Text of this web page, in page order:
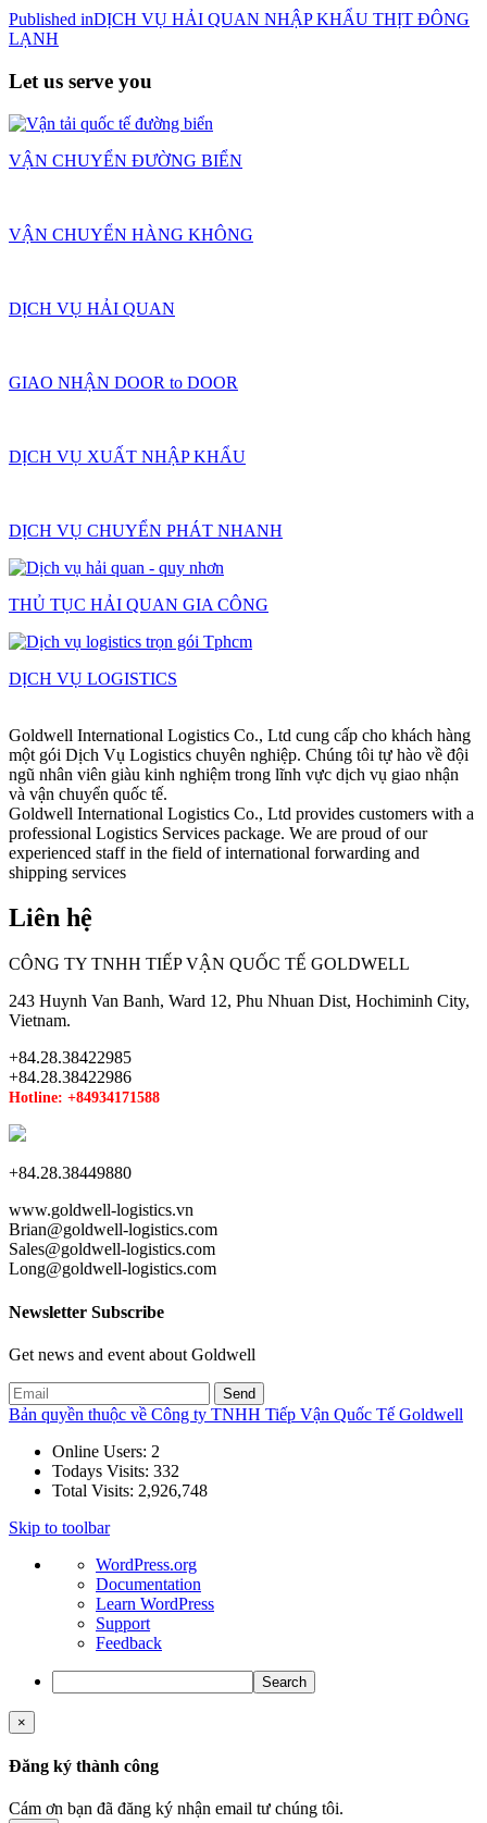
Post
navigation
Published inDỊCH VỤ HẢI QUAN NHẬP KHẨU THỊT ĐÔNG
LẠNH
Let us serve you
VẬN CHUYỂN ĐƯỜNG BIỂN
VẬN CHUYỂN HÀNG KHÔNG
DỊCH VỤ HẢI QUAN
GIAO NHẬN DOOR to DOOR
DỊCH VỤ XUẤT NHẬP KHẨU
DỊCH VỤ CHUYỂN PHÁT NHANH
THỦ TỤC HẢI QUAN GIA CÔNG
DỊCH VỤ LOGISTICS
Goldwell International Logistics Co., Ltd cung cấp cho khách hàng
một gói Dịch Vụ Logistics chuyên nghiệp. Chúng tôi tự hào về đội
ngũ nhân viên giàu kinh nghiệm trong lĩnh vực dịch vụ giao nhận
và vận chuyển quốc tế.
Goldwell International Logistics Co., Ltd provides customers with a
professional Logistics Services package. We are proud of our
experienced staff in the field of international forwarding and
shipping services
Liên hệ
CÔNG TY TNHH TIẾP VẬN QUỐC TẾ GOLDWELL
243 Huynh Van Banh, Ward 12, Phu Nhuan Dist, Hochiminh City,
Vietnam.
+84.28.38422985
+84.28.38422986
Hotline: +84934171588
+84.28.38449880
www.goldwell-logistics.vn
Brian@goldwell-logistics.com
Sales@goldwell-logistics.com
Long@goldwell-logistics.com
Newsletter Subscribe
Get news and event about Goldwell
Bản quyền thuộc về Công ty TNHH Tiếp Vận Quốc Tế Goldwell
Online Users: 2
Todays Visits: 332
Total Visits: 2,926,748
Skip to toolbar
About
WordPress
WordPress.org
Documentation
Learn WordPress
Support
Feedback
Search
×
Đăng ký thành công
Cám ơn bạn đã đăng ký nhận email tư chúng tôi.